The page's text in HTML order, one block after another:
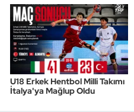
U18 Erkek Hentbol Milli Takımı
İtalya'ya Mağlup Oldu